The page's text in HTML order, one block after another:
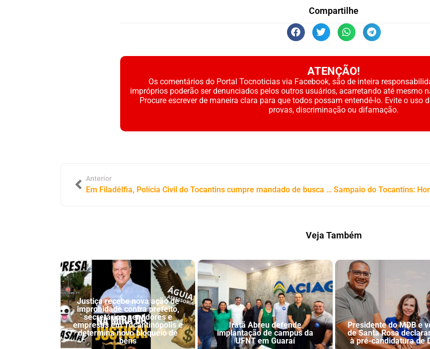
Compartilhe
ATENÇÃO!
Os comentários do Portal Tocnoticias via Facebook, são de inteira
impróprios poderão ser denunciados pelos outros usuários, acarretando até mesmo
Procure escrever de maneira clara para que todos possam entendê-lo. Evite o uso
provas, discriminação ou difamação.
Anterior
Em Filadélfia, Polícia Civil do Tocantins cumpre mandado de busca e apreensão e prende homem por posse ilegal de arma de fogo
Veja Também
Justiça recebe nova ação de
improbidade contra prefeito,
secretários, servidores e
empresas em Tocantinópolis e
determina novo bloqueio de
bens
Iratã Abreu defende
implantação de campus da
UFNT em Guaraí
Presidente do MDB e
de Santa Rosa
à pré-candidatura de